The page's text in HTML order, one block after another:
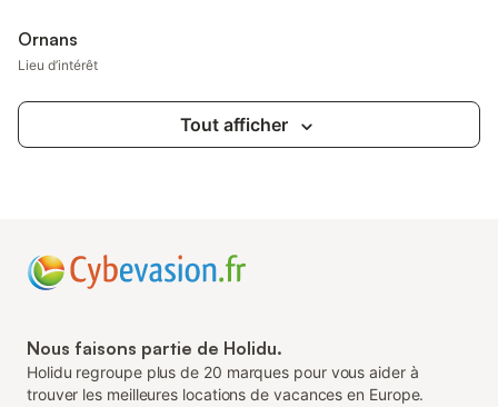
Ornans
Lieu d’intérêt
Tout afficher
Nous faisons partie de Holidu.
Holidu regroupe plus de 20 marques pour vous aider à
trouver les meilleures locations de vacances en Europe.